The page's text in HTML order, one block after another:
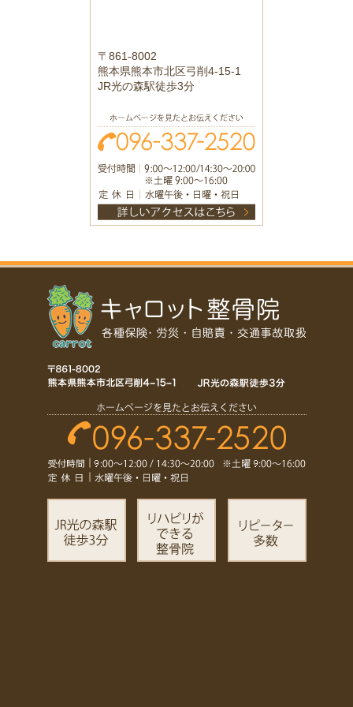
〒861-8002
熊本県熊本市北区弓削4-15-1
JR光の森駅徒歩3分